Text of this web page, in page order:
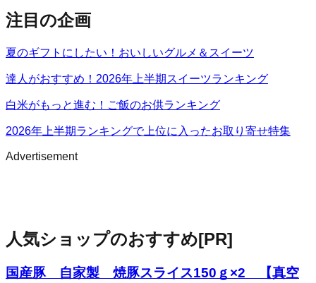
注目の企画
夏のギフトにしたい！おいしいグルメ＆スイーツ
達人がおすすめ！2026年上半期スイーツランキング
白米がもっと進む！ご飯のお供ランキング
2026年上半期ランキングで上位に入ったお取り寄せ特集
Advertisement
人気ショップのおすすめ[PR]
国産豚 自家製 焼豚スライス150ｇ×2 【真空